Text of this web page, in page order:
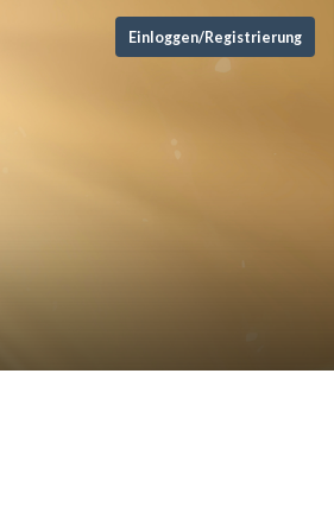
Einloggen/Registrierung